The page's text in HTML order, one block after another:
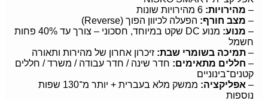
– מהירויות:
– מצב חורף: הפעלה לכיוון הפוך (Reverse)
– מנוע:
מנוע DC שקט במיוחד, חסכוני – צורך עד 40% פחות
חשמל
– תמיכה בשומרי שבת: זיכרון אחרון של מהירות ותאורה
– חללים מתאימים: חדר שינה / חדר עבודה / משרד / חללים
קטנים־בינוניים
– אפליקציה:
ממשק מלא בעברית + יותר מ־130 שפות
נוספות